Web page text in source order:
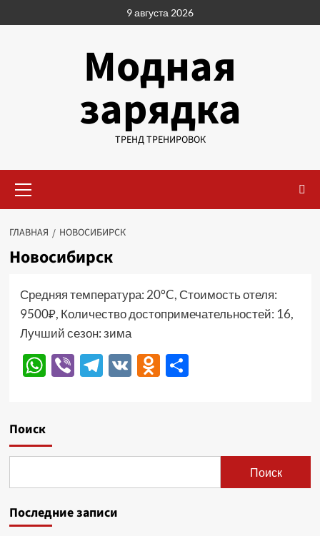
к
9 августа 2026
Модная
зарядка
ТРЕНД ТРЕНИРОВОК
меню
ГЛАВНАЯ НОВОСИБИРСК
Новосибирск
Средняя температура: 20°C, Стоимость отеля:
9500₽, Количество достопримечательностей: 16,
Лучший сезон: зима
WhatsApp
ViberTelegram
VKOdnoklassniki
Отправить
Поиск
Поиск
Последние записи